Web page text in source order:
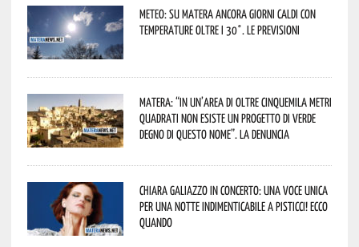
Meteo: su Matera ancora giorni caldi con
temperature oltre i 30°. Le previsioni
Matera: “In un’area di oltre cinquemila metri
quadrati non esiste un progetto di verde
degno di questo nome”. La denuncia
Chiara Galiazzo in concerto: una voce unica
per una notte indimenticabile a Pisticci! Ecco
quando